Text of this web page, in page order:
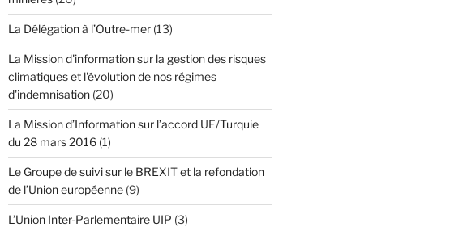
La Délégation à l’Outre-mer(13)
La Mission d'information sur la gestion des risques
climatiques et l'évolution de nos régimes
d'indemnisation(20)
La Mission d’Information sur l’accord UE/Turquie
du 28 mars 2016(1)
Le Groupe de suivi sur le BREXIT et la refondation
de l’Union européenne(9)
L’Union Inter-Parlementaire UIP (3)